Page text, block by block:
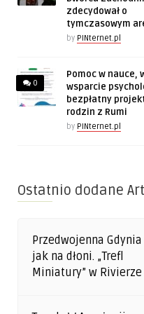
zdecydował o
tymczasowym
by PINternet.pl
0
Pomoc w nauce,
wsparcie
bezpłatny
rodzin z Rumi
by PINternet.pl
Ostatnio dodane
Przedwojenna Gdynia
jak na dłoni. „Trefl
Miniatury” w Rivierze